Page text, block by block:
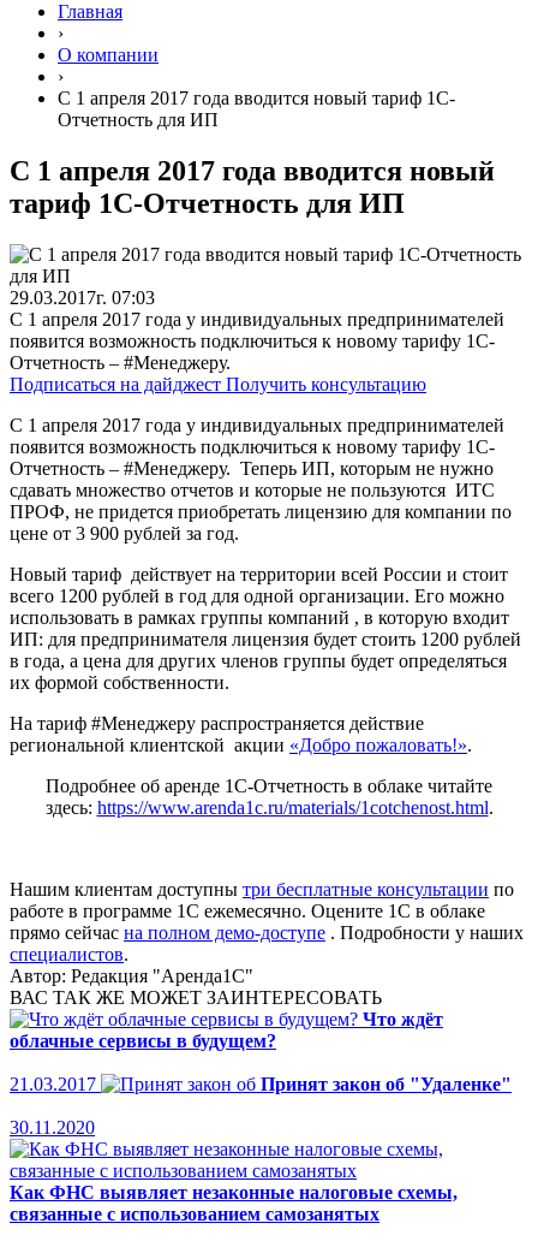
Главная
›
О компании
›
С 1 апреля 2017 года вводится новый тариф 1С-
Отчетность для ИП
С 1 апреля 2017 года вводится новый
тариф 1С-Отчетность для ИП
29.03.2017г. 07:03
C 1 апреля 2017 года у индивидуальных предпринимателей
появится возможность подключиться к новому тарифу 1С-
Отчетность – #Менеджеру.
Подписаться на дайджест Получить консультацию
C 1 апреля 2017 года у индивидуальных предпринимателей
появится возможность подключиться к новому тарифу 1С-
Отчетность – #Менеджеру. Теперь ИП, которым не нужно
сдавать множество отчетов и которые не пользуются ИТС
ПРОФ, не придется приобретать лицензию для компании по
цене от 3 900 рублей за год.
Новый тариф действует на территории всей России и стоит
всего 1200 рублей в год для одной организации. Его можно
использовать в рамках группы компаний , в которую входит
ИП: для предпринимателя лицензия будет стоить 1200 рублей
в года, а цена для других членов группы будет определяться
их формой собственности.
На тариф #Менеджеру распространяется действие
региональной клиентской акции «Добро пожаловать!».
Подробнее об аренде 1С-Отчетность в облаке читайте
здесь: https://www.arenda1c.ru/materials/1cotchenost.html.
Нашим клиентам доступны три бесплатные консультации по
работе в программе 1С ежемесячно. Оцените 1С в облаке
прямо сейчас на полном демо-доступе . Подробности у наших
специалистов.
Автор: Редакция "Аренда1С"
ВАС ТАК ЖЕ МОЖЕТ ЗАИНТЕРЕСОВАТЬ
Что ждёт
облачные сервисы в будущем?
21.03.2017 Принят закон об "Удаленке"
30.11.2020
Как ФНС выявляет незаконные налоговые схемы,
связанные с использованием самозанятых